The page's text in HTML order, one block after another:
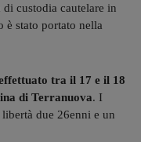
custodia cautelare in
è stato portato nella
tra il 17 e il 18
di Terranuova. I
due 26enni e un